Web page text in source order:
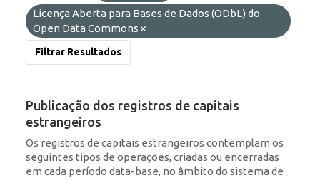
Licença Aberta para Bases de Dados (ODbL) do
Open Data Commons
Filtrar Resultados
Publicação dos registros de capitais
estrangeiros
Os registros de capitais estrangeiros contemplam os
seguintes tipos de operações, criadas ou encerradas
em cada período data-base, no âmbito do sistema de